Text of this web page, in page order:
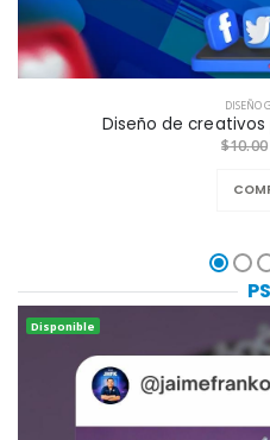
DISEÑO
Diseño de
$10.00
Disponible